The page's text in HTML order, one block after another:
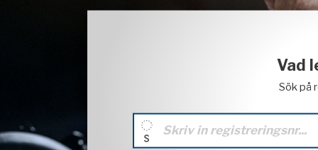
Vad
Sök på